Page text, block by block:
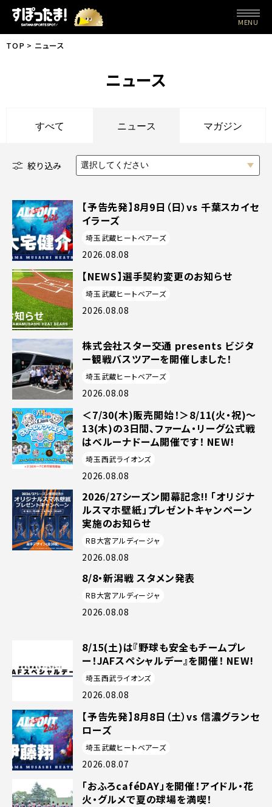
MENU
TOP ニュース
ニュース
すべて ニュース マガジン
絞り込み 選択してください
【予告先発】8月9日（日）vs 千葉スカイセ
イラーズ
埼玉武蔵ヒートベアーズ
2026.08.08
【NEWS】選手契約変更のお知らせ
埼玉武蔵ヒートベアーズ
2026.08.08
株式会社スター交通 presents ビジタ
ー観戦バスツアーを開催しました！
埼玉武蔵ヒートベアーズ
2026.08.08
＜7/30(木)販売開始！＞8/11(火・祝)～
13(木)の3日間、ファーム・リーグ公式戦
はベルーナドーム開催です！ NEW!
埼玉西武ライオンズ
2026.08.08
2026/27シーズン開幕記念!! 「オリジナ
ルスマホ壁紙」プレゼントキャンペーン
実施のお知らせ
RB大宮アルディージャ
2026.08.08
8/8・新潟戦 スタメン発表
RB大宮アルディージャ
2026.08.08
8/15(土)は『野球も安全もチームプレ
ー！JAFスペシャルデー』を開催！ NEW!
埼玉西武ライオンズ
2026.08.08
【予告先発】8月8日（土）vs 信濃グランセ
ローズ
埼玉武蔵ヒートベアーズ
2026.08.07
「おふろcaféDAY」を開催！アイドル・花
火・グルメで夏の球場を満喫！